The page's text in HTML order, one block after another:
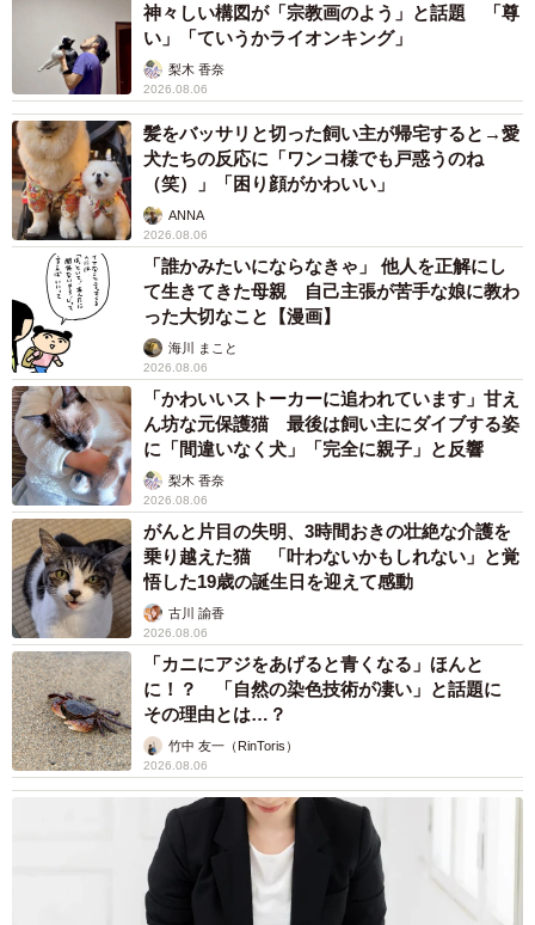
神々しい構図が「宗教画のよう」と話題 「尊
い」「ていうかライオンキング」
梨木 香奈
2026.08.06
髪をバッサリと切った飼い主が帰宅すると→愛
犬たちの反応に「ワンコ様でも戸惑うのね
（笑）」「困り顔がかわいい」
ANNA
2026.08.06
「誰かみたいにならなきゃ」 他人を正解にし
て生きてきた母親 自己主張が苦手な娘に教わ
った大切なこと【漫画】
海川 まこと
2026.08.06
「かわいいストーカーに追われています」甘え
ん坊な元保護猫 最後は飼い主にダイブする姿
に「間違いなく犬」「完全に親子」と反響
梨木 香奈
2026.08.06
がんと片目の失明、3時間おきの壮絶な介護を
乗り越えた猫 「叶わないかもしれない」と覚
悟した19歳の誕生日を迎えて感動
古川 諭香
2026.08.06
「カニにアジをあげると青くなる」ほんと
に！？ 「自然の染色技術が凄い」と話題に
その理由とは…？
竹中 友一（RinToris）
2026.08.06